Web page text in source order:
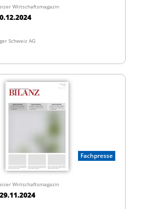
Wirtschaftsmagazin
Schweiz AG
Fachpresse
Wirtschaftsmagazin